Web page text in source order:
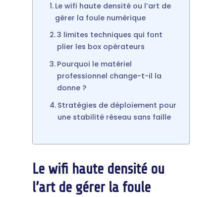
Le wifi haute densité ou l’art de
gérer la foule numérique
3 limites techniques qui font
plier les box opérateurs
Pourquoi le matériel
professionnel change-t-il la
donne ?
Stratégies de déploiement pour
une stabilité réseau sans faille
Le wifi haute densité ou
l’art de gérer la foule